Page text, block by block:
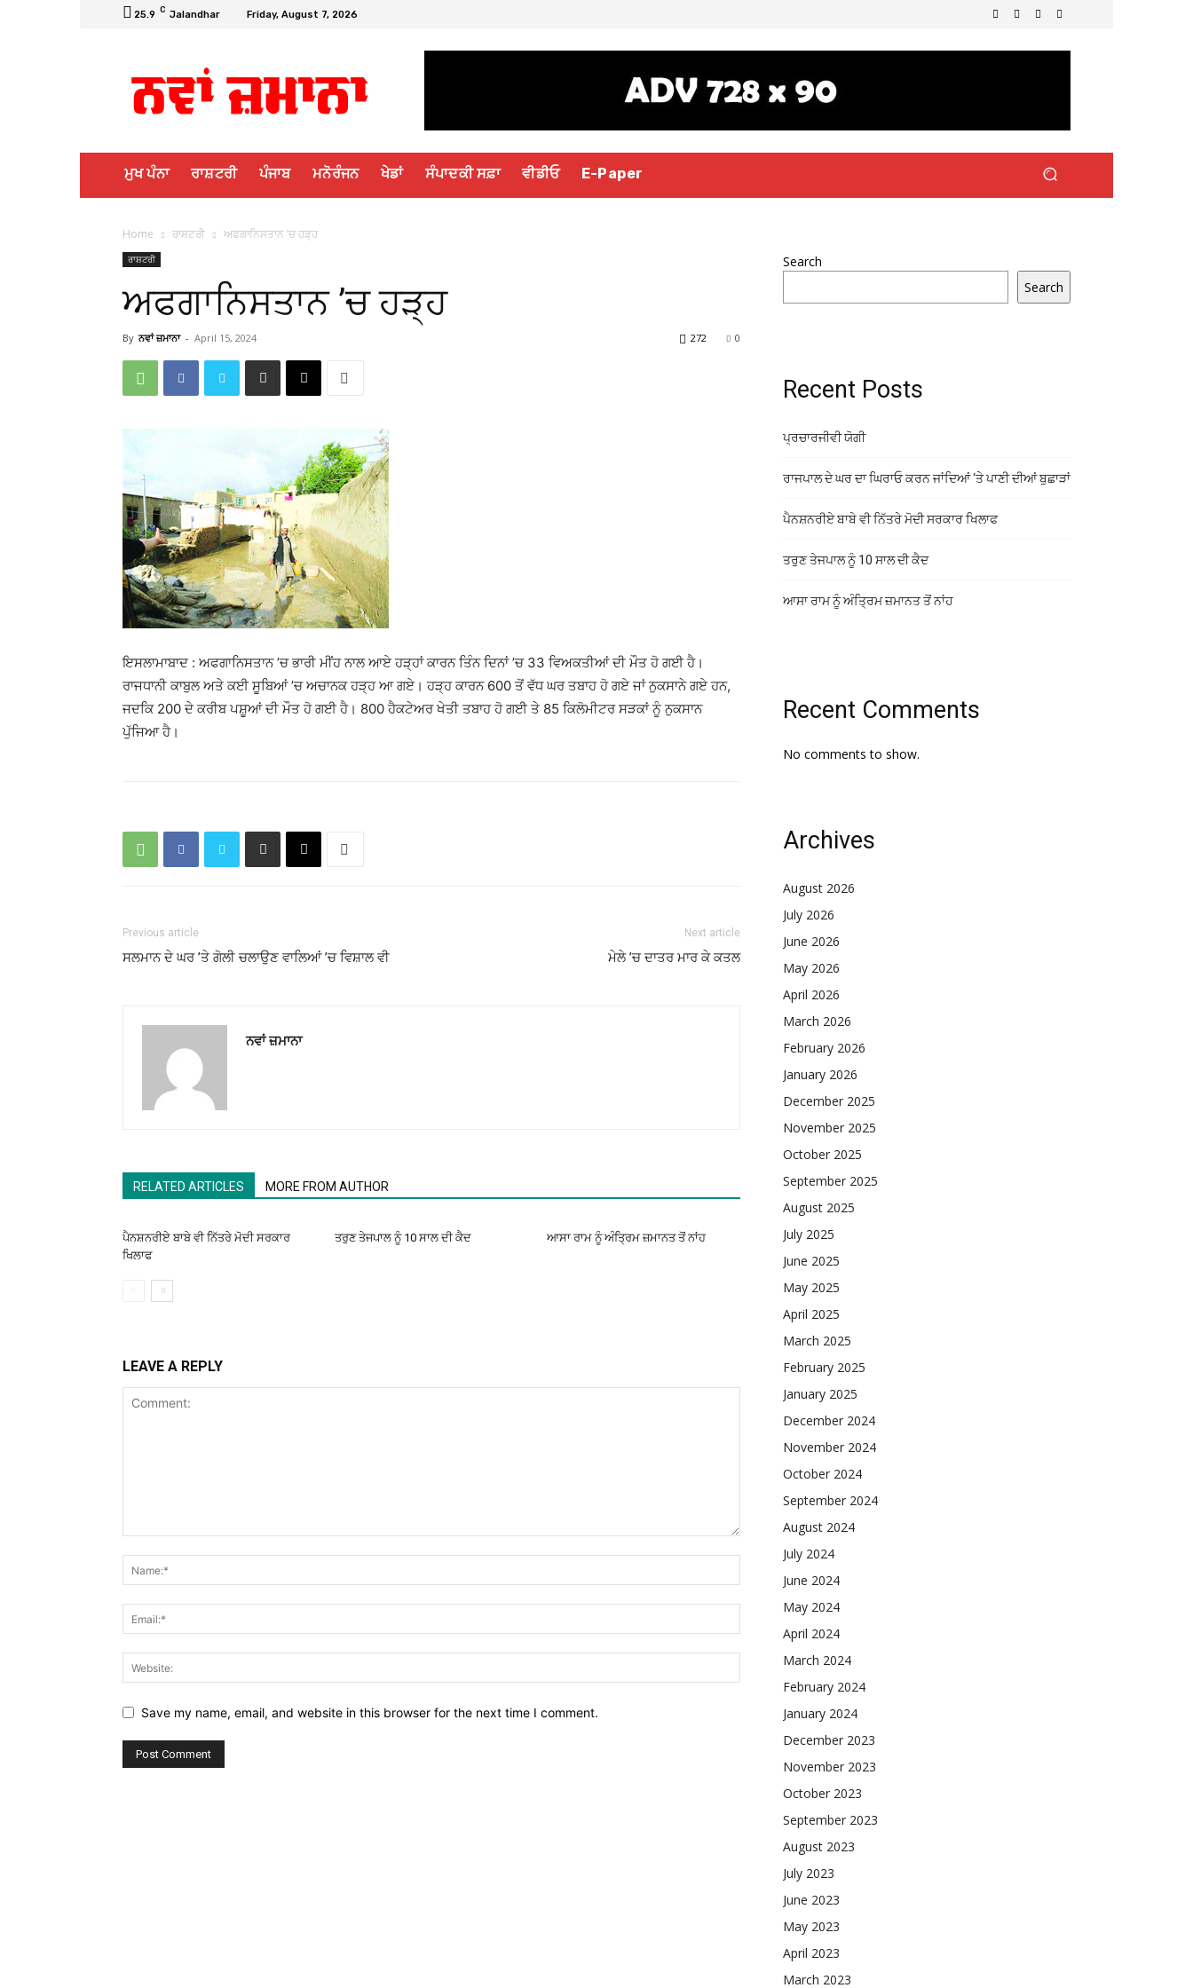
25.9 C Jalandhar Friday, August 7, 2026
ਮੁਖ ਪੰਨਾ ਰਾਸ਼ਟਰੀ ਪੰਜਾਬ ਮਨੋਰੰਜਨ ਖੇਡਾਂ ਸੰਪਾਦਕੀ ਸਫ਼ਾ ਵੀਡੀਓ E-Paper
Home ਰਾਸ਼ਟਰੀ ਅਫਗਾਨਿਸਤਾਨ ’ਚ ਹੜ੍ਹ
ਰਾਸ਼ਟਰੀ
ਅਫਗਾਨਿਸਤਾਨ ’ਚ ਹੜ੍ਹ
By ਨਵਾਂ ਜ਼ਮਾਨਾ - April 15, 2024 0
272
ਇਸਲਾਮਾਬਾਦ : ਅਫਗਾਨਿਸਤਾਨ ’ਚ ਭਾਰੀ ਮੀਂਹ ਨਾਲ ਆਏ ਹੜ੍ਹਾਂ ਕਾਰਨ ਤਿੰਨ ਦਿਨਾਂ ’ਚ 33 ਵਿਅਕਤੀਆਂ ਦੀ ਮੌਤ ਹੋ ਗਈ ਹੈ।
ਰਾਜਧਾਨੀ ਕਾਬੁਲ ਅਤੇ ਕਈ ਸੂਬਿਆਂ ’ਚ ਅਚਾਨਕ ਹੜ੍ਹ ਆ ਗਏ। ਹੜ੍ਹ ਕਾਰਨ 600 ਤੋਂ ਵੱਧ ਘਰ ਤਬਾਹ ਹੋ ਗਏ ਜਾਂ ਨੁਕਸਾਨੇ ਗਏ ਹਨ,
ਜਦਕਿ 200 ਦੇ ਕਰੀਬ ਪਸ਼ੂਆਂ ਦੀ ਮੌਤ ਹੋ ਗਈ ਹੈ। 800 ਹੈਕਟੇਅਰ ਖੇਤੀ ਤਬਾਹ ਹੋ ਗਈ ਤੇ 85 ਕਿਲੋਮੀਟਰ ਸੜਕਾਂ ਨੂੰ ਨੁਕਸਾਨ
ਪੁੱਜਿਆ ਹੈ।
Previous article
ਸਲਮਾਨ ਦੇ ਘਰ ’ਤੇ ਗੋਲੀ ਚਲਾਉਣ ਵਾਲਿਆਂ ’ਚ ਵਿਸ਼ਾਲ ਵੀ
Next article
ਮੇਲੇ ’ਚ ਦਾਤਰ ਮਾਰ ਕੇ ਕਤਲ
ਨਵਾਂ ਜ਼ਮਾਨਾ
RELATED ARTICLES MORE FROM AUTHOR
ਪੈਨਸ਼ਨਰੀਏ ਬਾਬੇ ਵੀ ਨਿੱਤਰੇ ਮੋਦੀ ਸਰਕਾਰ
ਖਿਲਾਫ
ਤਰੁਣ ਤੇਜਪਾਲ ਨੂੰ 10 ਸਾਲ ਦੀ ਕੈਦ ਆਸਾ ਰਾਮ ਨੂੰ ਅੰਤ੍ਰਿਮ ਜ਼ਮਾਨਤ ਤੋਂ ਨਾਂਹ
LEAVE A REPLY
Save my name, email, and website in this browser for the next time I comment.
Search
Search
Recent Posts
ਪ੍ਰਚਾਰਜੀਵੀ ਯੋਗੀ
ਰਾਜਪਾਲ ਦੇ ਘਰ ਦਾ ਘਿਰਾਓ ਕਰਨ ਜਾਂਦਿਆਂ ‘ਤੇ ਪਾਣੀ ਦੀਆਂ ਬੁਛਾੜਾਂ
ਪੈਨਸ਼ਨਰੀਏ ਬਾਬੇ ਵੀ ਨਿੱਤਰੇ ਮੋਦੀ ਸਰਕਾਰ ਖਿਲਾਫ
ਤਰੁਣ ਤੇਜਪਾਲ ਨੂੰ 10 ਸਾਲ ਦੀ ਕੈਦ
ਆਸਾ ਰਾਮ ਨੂੰ ਅੰਤ੍ਰਿਮ ਜ਼ਮਾਨਤ ਤੋਂ ਨਾਂਹ
Recent Comments
No comments to show.
Archives
August 2026
July 2026
June 2026
May 2026
April 2026
March 2026
February 2026
January 2026
December 2025
November 2025
October 2025
September 2025
August 2025
July 2025
June 2025
May 2025
April 2025
March 2025
February 2025
January 2025
December 2024
November 2024
October 2024
September 2024
August 2024
July 2024
June 2024
May 2024
April 2024
March 2024
February 2024
January 2024
December 2023
November 2023
October 2023
September 2023
August 2023
July 2023
June 2023
May 2023
April 2023
March 2023